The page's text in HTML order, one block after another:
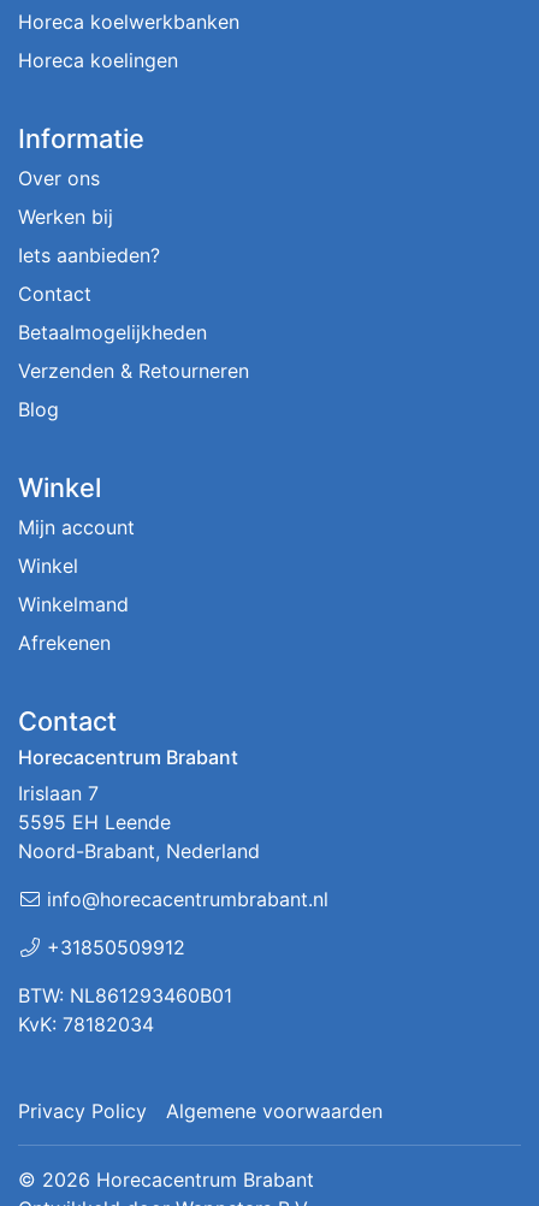
Horeca koelwerkbanken
Horeca koelingen
Informatie
Over ons
Werken bij
Iets aanbieden?
Contact
Betaalmogelijkheden
Verzenden & Retourneren
Blog
Winkel
Mijn account
Winkel
Winkelmand
Afrekenen
Contact
Horecacentrum Brabant
Irislaan 7
5595 EH Leende
Noord-Brabant, Nederland
info@horecacentrumbrabant.nl
+31850509912
BTW: NL861293460B01
KvK: 78182034
Privacy Policy Algemene voorwaarden
© 2026 Horecacentrum Brabant